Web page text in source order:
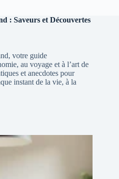
: Saveurs et Découvertes
votre guide
au voyage et à l’art de
et anecdotes pour
instant de la vie, à la